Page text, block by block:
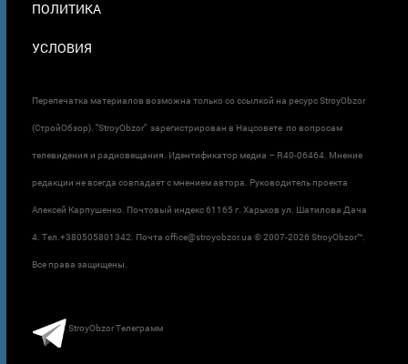
ПОЛИТИКА
УСЛОВИЯ
Перепечатка материалов возможна только со ссылкой на ресурс StroyObzor
(СтройОбзор). "StroyObzor" зарегистрирован в Нацсовете по вопросам
телевидения и радиовещания. Идентификатор медиа – R40-06464. Мнение
редакции не всегда совпадает с мнением автора. Руководитель проекта
Алексей Карпушенко. Почтовый индекс 61165 г. Харьков ул. Шатилова Дача
4. Тел.+380505801342. Почта office@stroyobzor.ua © 2007-2026 StroyObzor™.
Все права защищены.
StroyObzor Телеграмм